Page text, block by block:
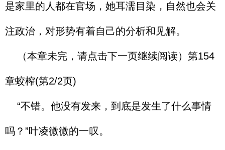
是家里的人都在官场，她耳濡目染，自然也会关
注政治，对形势有着自己的分析和见解。
（本章未完，请点击下一页继续阅读）第154
章蛟榨(第2/2页)
“不错。他没有发来，到底是发生了什么事情
吗？”叶凌微微的一叹。